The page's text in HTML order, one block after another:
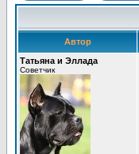
Автор
Татьяна и Эллада
Советчик